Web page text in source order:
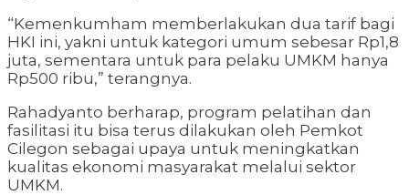
“Kemenkumham memberlakukan dua tarif bagi
HKI ini, yakni untuk kategori umum sebesar Rp1,8
juta, sementara untuk para pelaku UMKM hanya
Rp500 ribu,” terangnya.
Rahadyanto berharap, program pelatihan dan
fasilitasi itu bisa terus dilakukan oleh Pemkot
Cilegon sebagai upaya untuk meningkatkan
kualitas ekonomi masyarakat melalui sektor
UMKM.